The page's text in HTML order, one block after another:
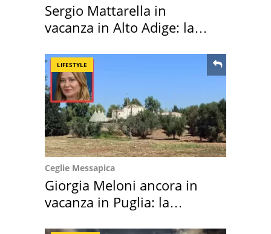
Sergio Mattarella in
vacanza in Alto Adige: la
LIFESTYLE
Ceglie Messapica
Giorgia Meloni ancora in
vacanza in Puglia: la